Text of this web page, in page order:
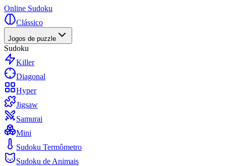
Online Sudoku
Clássico
Jogos de puzzle
Sudoku
Killer
Diagonal
Hyper
Jigsaw
Samurai
Mini
Sudoku Termômetro
Sudoku de Animais